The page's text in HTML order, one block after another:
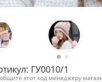
ГУ0010/1
этот код менеджеру